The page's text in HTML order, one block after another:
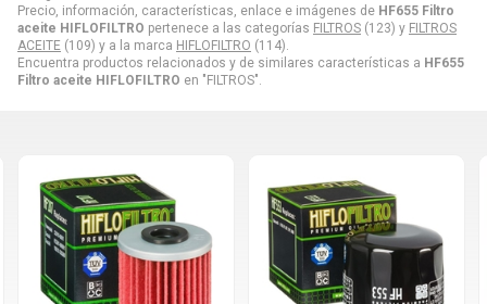
Precio, información, características, enlace e imágenes de HF655 Filtro
aceite HIFLOFILTRO pertenece a las categorías FILTROS (123) y FILTROS
ACEITE (109) y a la marca HIFLOFILTRO (114).
Encuentra productos relacionados y de similares características a HF655
Filtro aceite HIFLOFILTRO en "FILTROS".